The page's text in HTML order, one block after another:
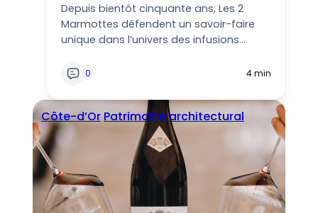
Depuis bientôt cinquante ans, Les 2
Marmottes défendent un savoir-faire
unique dans l’univers des infusions…
0 4 min
Côte-d’OrPatrimoine architectural